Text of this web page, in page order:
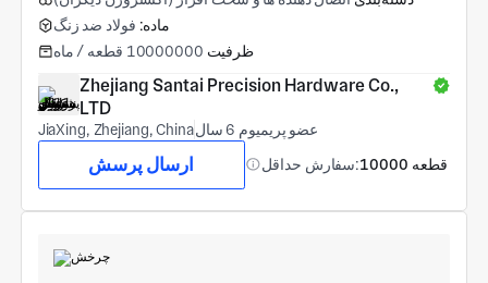
ماده: فولاد ضد زنگ
ظرفیت 10000000 قطعه / ماه
Zhejiang Santai Precision Hardware Co.,
LTD
JiaXing, Zhejiang, China عضو پریمیوم 6 سال
ارسال پرسش سفارش حداقل: 10000 قطعه